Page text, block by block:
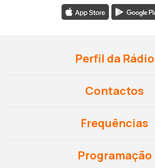
Perfil da Rádio
Contactos
Frequências
Programação